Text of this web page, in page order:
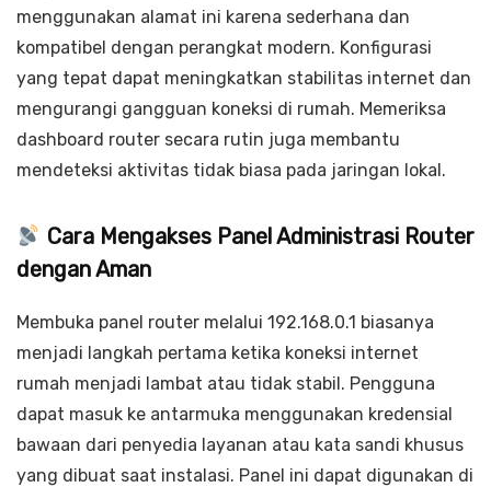
menggunakan alamat ini karena sederhana dan
kompatibel dengan perangkat modern. Konfigurasi
yang tepat dapat meningkatkan stabilitas internet dan
mengurangi gangguan koneksi di rumah. Memeriksa
dashboard router secara rutin juga membantu
mendeteksi aktivitas tidak biasa pada jaringan lokal.
Cara Mengakses Panel Administrasi Router
dengan Aman
Membuka panel router melalui 192.168.0.1 biasanya
menjadi langkah pertama ketika koneksi internet
rumah menjadi lambat atau tidak stabil. Pengguna
dapat masuk ke antarmuka menggunakan kredensial
bawaan dari penyedia layanan atau kata sandi khusus
yang dibuat saat instalasi. Panel ini dapat digunakan di